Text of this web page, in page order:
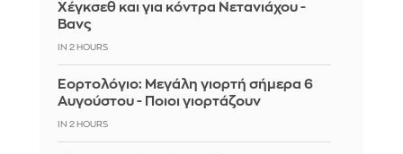
Χέγκσεθ και για κόντρα Νετανιάχου -
Βανς
IN 2 HOURS
Εορτολόγιο: Μεγάλη γιορτή σήμερα 6
Αυγούστου - Ποιοι γιορτάζουν
IN 2 HOURS